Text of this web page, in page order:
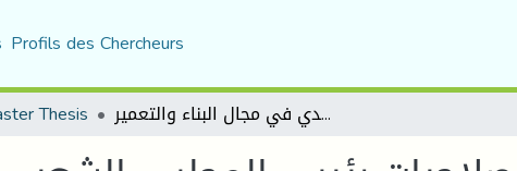
Profils des Chercheurs
Thesis صلاحيات رئيس المجلس الشعبي البلدي في مجال البناء والتعمير